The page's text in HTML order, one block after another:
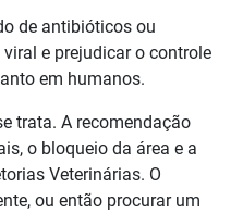
de antibióticos ou
e prejudicar o controle
em humanos.
trata. A recomendação
o bloqueio da área e a
Veterinárias. O
ou então procurar um